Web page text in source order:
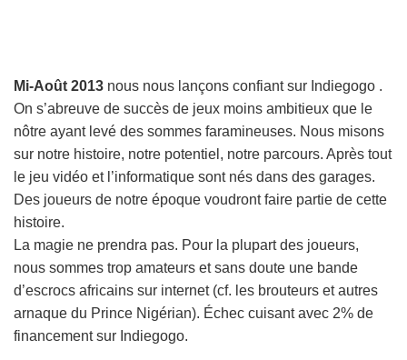
Mi-Août 2013 nous nous lançons confiant sur Indiegogo .
On s’abreuve de succès de jeux moins ambitieux que le
nôtre ayant levé des sommes faramineuses. Nous misons
sur notre histoire, notre potentiel, notre parcours. Après tout
le jeu vidéo et l’informatique sont nés dans des garages.
Des joueurs de notre époque voudront faire partie de cette
histoire.
La magie ne prendra pas. Pour la plupart des joueurs,
nous sommes trop amateurs et sans doute une bande
d’escrocs africains sur internet (cf. les brouteurs et autres
arnaque du Prince Nigérian). Échec cuisant avec 2% de
financement sur Indiegogo.